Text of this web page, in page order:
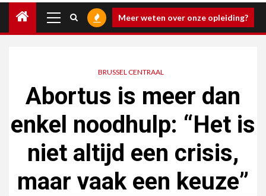
menu
Meer weten over onze opleiding?
BRUSSEL CENTRAAL
Abortus is meer dan
enkel noodhulp: “Het is
niet altijd een crisis,
maar vaak een keuze”